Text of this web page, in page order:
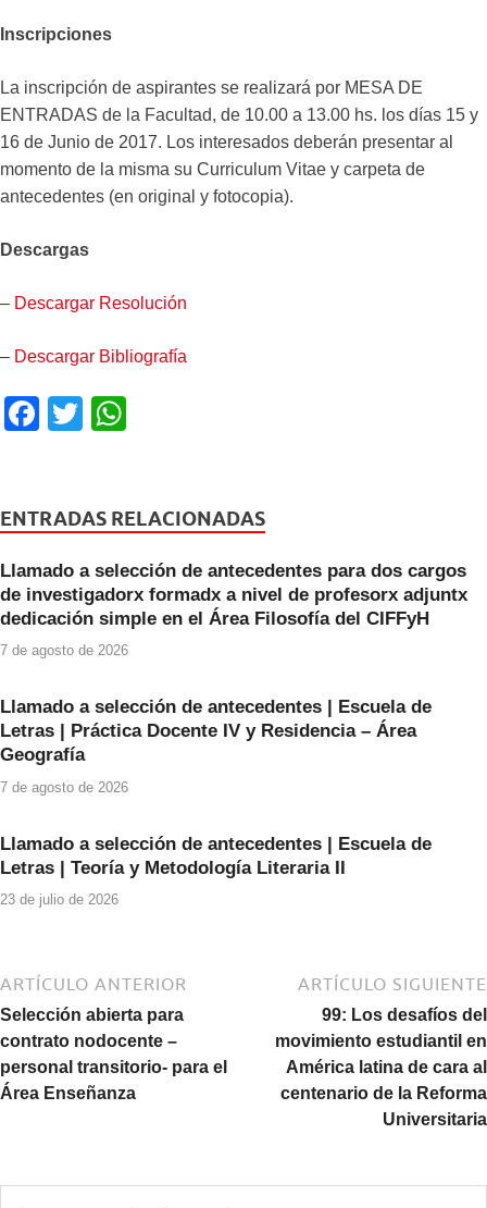
Inscripciones
La inscripción de aspirantes se realizará por MESA DE
ENTRADAS de la Facultad, de 10.00 a 13.00 hs. los días 15 y
16 de Junio de 2017. Los interesados deberán presentar al
momento de la misma su Curriculum Vitae y carpeta de
antecedentes (en original y fotocopia).
Descargas
– Descargar Resolución
– Descargar Bibliografía
F
e
o
o
k
T
er s
p
p
ENTRADAS RELACIONADAS
Llamado a selección de antecedentes para dos cargos
de investigadorx formadx a nivel de profesorx adjuntx
dedicación simple en el Área Filosofía del CIFFyH
7 de agosto de 2026
Llamado a selección de antecedentes | Escuela de
Letras | Práctica Docente IV y Residencia – Área
Geografía
7 de agosto de 2026
Llamado a selección de antecedentes | Escuela de
Letras | Teoría y Metodología Literaria II
23 de julio de 2026
ARTÍCULO ANTERIOR
Selección abierta para
contrato nodocente –
personal transitorio- para el
Área Enseñanza
ARTÍCULO SIGUIENTE
99: Los desafíos del
movimiento estudiantil en
América latina de cara al
centenario de la Reforma
Universitaria